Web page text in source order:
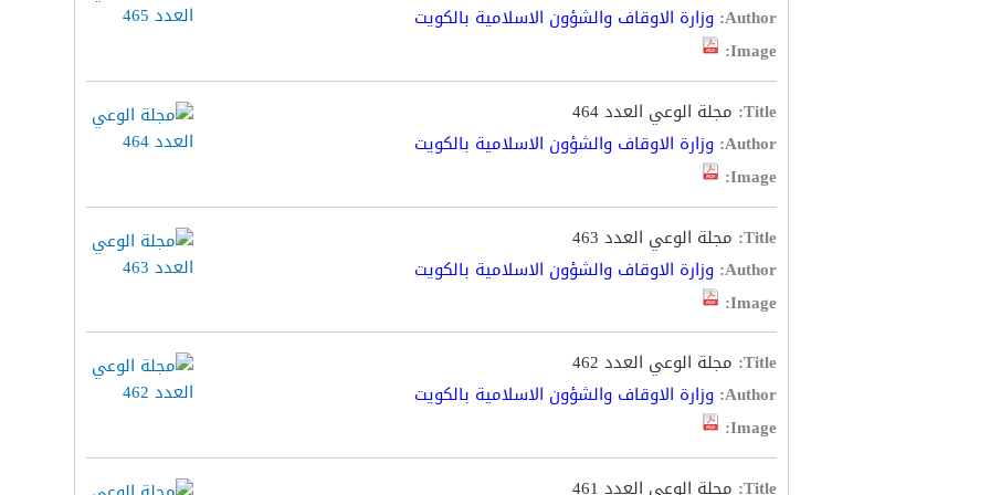
Author: وزارة الاوقاف والشؤون الاسلامية بالكويت
Image:
Title: مجلة الوعي العدد 464
Author: وزارة الاوقاف والشؤون الاسلامية بالكويت
Image:
Title: مجلة الوعي العدد 463
Author: وزارة الاوقاف والشؤون الاسلامية بالكويت
Image:
Title: مجلة الوعي العدد 462
Author: وزارة الاوقاف والشؤون الاسلامية بالكويت
Image:
Title: مجلة الوعي العدد 461